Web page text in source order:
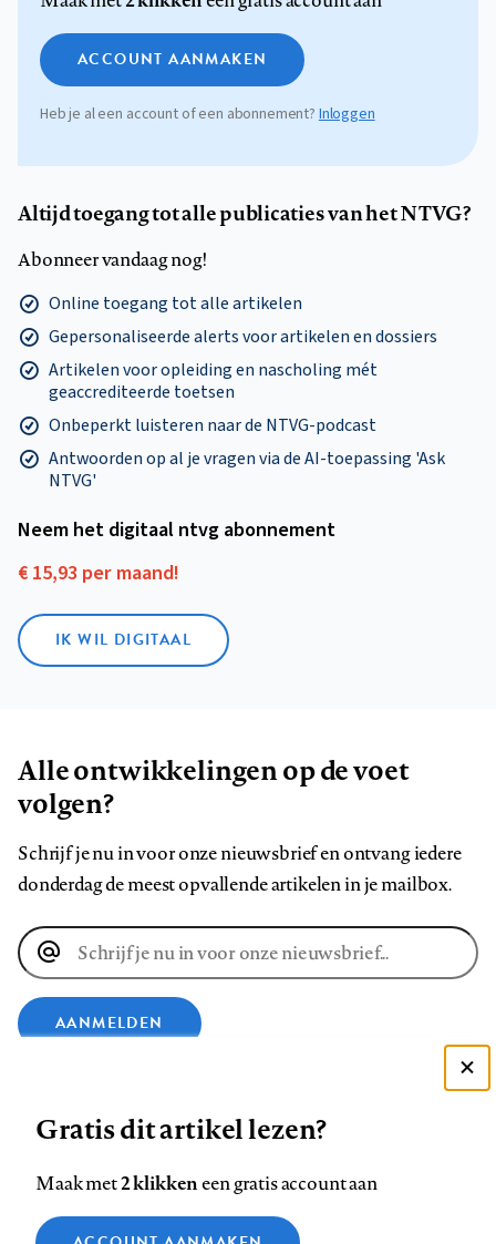
ACCOUNT AANMAKEN
Heb je al een account of een abonnement?Inloggen
Altijd toegang tot alle publicaties van het NTVG?
Abonneer vandaag nog!
Online toegang tot alle artikelen
Gepersonaliseerde alerts voor artikelen en dossiers
Artikelen voor opleiding en nascholing mét
geaccrediteerde toetsen
Onbeperkt luisteren naar de NTVG-podcast
Antwoorden op al je vragen via de AI-toepassing 'Ask
NTVG'
Neem het digitaal ntvg abonnement
€ 15,93 per maand!
IK WIL DIGITAAL
Alle ontwikkelingen op de voet
volgen?
Schrijf je nu in voor onze nieuwsbrief en ontvang iedere
donderdag de meest opvallende artikelen in je mailbox.
E-
mailadres
AANMELDEN
op
op
op
ons
op
Zie onze cookie policy
Gratis dit artikel lezen?
Maak met2 klikkeneen gratis account aan